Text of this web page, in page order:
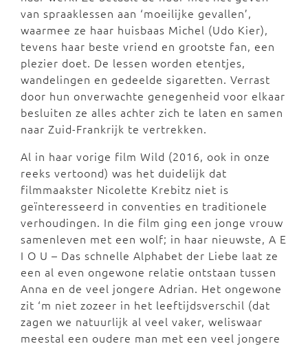
van spraaklessen aan ‘moeilijke gevallen’,
waarmee ze haar huisbaas Michel (Udo Kier),
tevens haar beste vriend en grootste fan, een
plezier doet. De lessen worden etentjes,
wandelingen en gedeelde sigaretten. Verrast
door hun onverwachte genegenheid voor elkaar
besluiten ze alles achter zich te laten en samen
naar Zuid-Frankrijk te vertrekken.
Al in haar vorige film Wild (2016, ook in onze
reeks vertoond) was het duidelijk dat
filmmaakster Nicolette Krebitz niet is
geïnteresseerd in conventies en traditionele
verhoudingen. In die film ging een jonge vrouw
samenleven met een wolf; in haar nieuwste, A E
I O U – Das schnelle Alphabet der Liebe laat ze
een al even ongewone relatie ontstaan tussen
Anna en de veel jongere Adrian. Het ongewone
zit ‘m niet zozeer in het leeftijdsverschil (dat
zagen we natuurlijk al veel vaker, weliswaar
meestal een oudere man met een veel jongere